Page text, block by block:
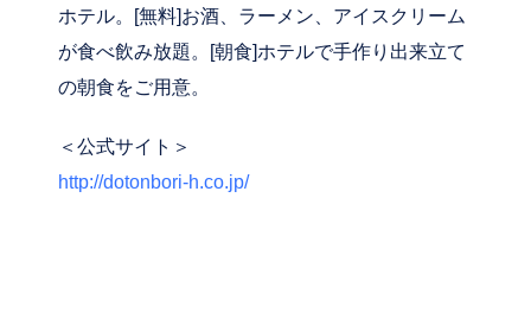
ホテル。[無料]お酒、ラーメン、アイスクリーム
が食べ飲み放題。[朝食]ホテルで手作り出来立て
の朝食をご用意。
＜公式サイト＞
http://dotonbori-h.co.jp/